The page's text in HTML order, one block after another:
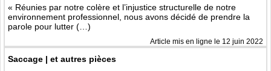
« Réunies par notre colère et l’injustice structurelle de notre
environnement professionnel, nous avons décidé de prendre la
parole pour lutter (…)
Article mis en ligne le 12 juin 2022
Saccage | et autres pièces